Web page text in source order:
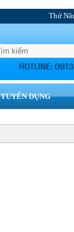
Thứ
TUYỂN DỤNG